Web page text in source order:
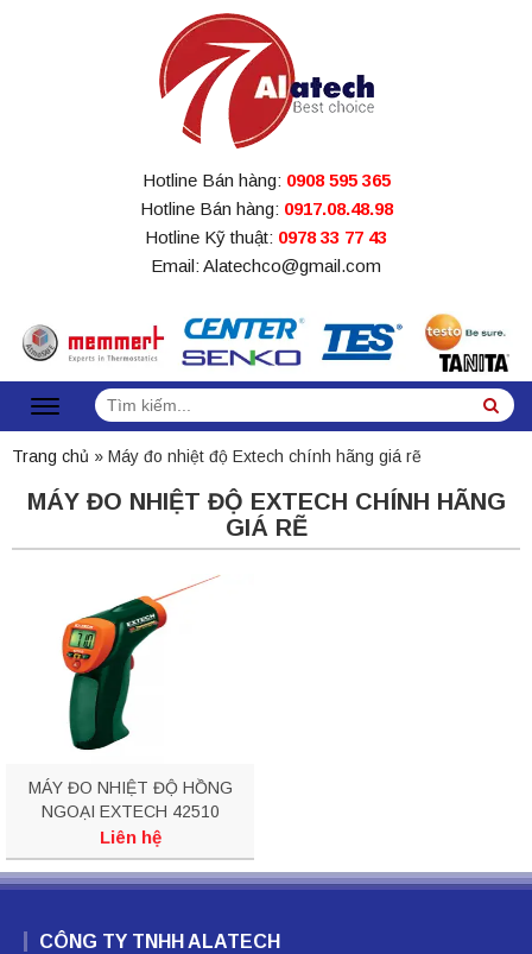
Hotline Bán hàng: 0908 595 365
Hotline Bán hàng: 0917.08.48.98
Hotline Kỹ thuật: 0978 33 77 43
Email: Alatechco@gmail.com
Tìm
kiếm:
Trang chủ » Máy đo nhiệt độ Extech chính hãng giá rẽ
MÁY ĐO NHIỆT ĐỘ EXTECH CHÍNH HÃNG
GIÁ RẼ
MÁY ĐO NHIỆT ĐỘ HỒNG
NGOẠI EXTECH 42510
Liên hệ
CÔNG TY TNHH ALATECH